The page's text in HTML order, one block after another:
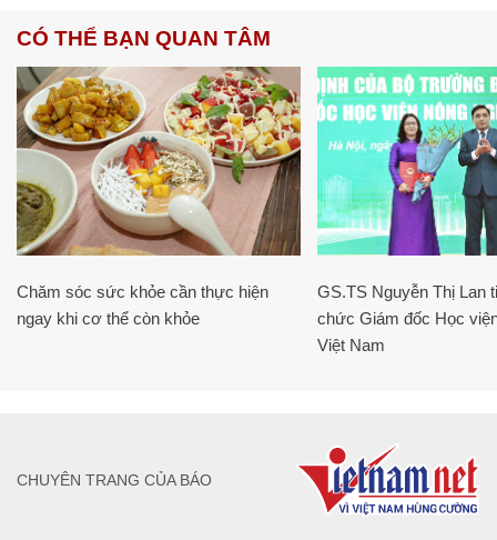
CÓ THỂ BẠN QUAN TÂM
Chăm sóc sức khỏe cần thực hiện
ngay khi cơ thể còn khỏe
GS.TS Nguyễn Thị Lan
chức Giám đốc Học
Việt Nam
CHUYÊN TRANG CỦA BÁO